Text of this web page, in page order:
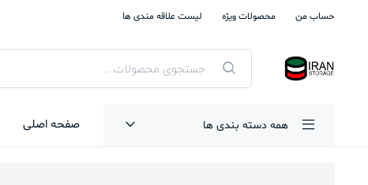
حساب من محصولات ویژه لیست علاقه مندی ها
جستجوی
محصولات
همه دسته بندی ها صفحه اصلی